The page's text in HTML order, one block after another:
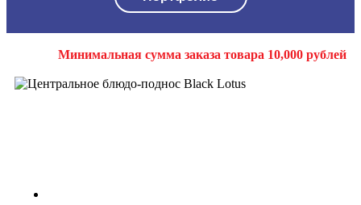
Минимальная сумма заказа товара 10,000 рублей